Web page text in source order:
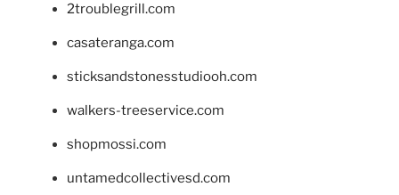
2troublegrill.com
casateranga.com
sticksandstonesstudiooh.com
walkers-treeservice.com
shopmossi.com
untamedcollectivesd.com